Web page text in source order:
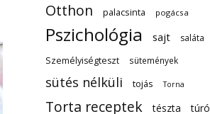
Otthon
palacsinta pogácsa
Pszichológia sajt
saláta
Személyiségteszt
sütemények
sütés nélküli tojás Torna
Torta receptek tészta túró